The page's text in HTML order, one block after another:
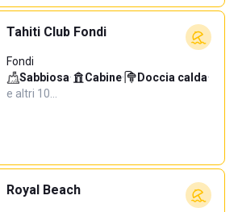
Tahiti Club Fondi
Fondi
Sabbiosa· Cabine· Doccia calda·
e altri 10…
Royal Beach